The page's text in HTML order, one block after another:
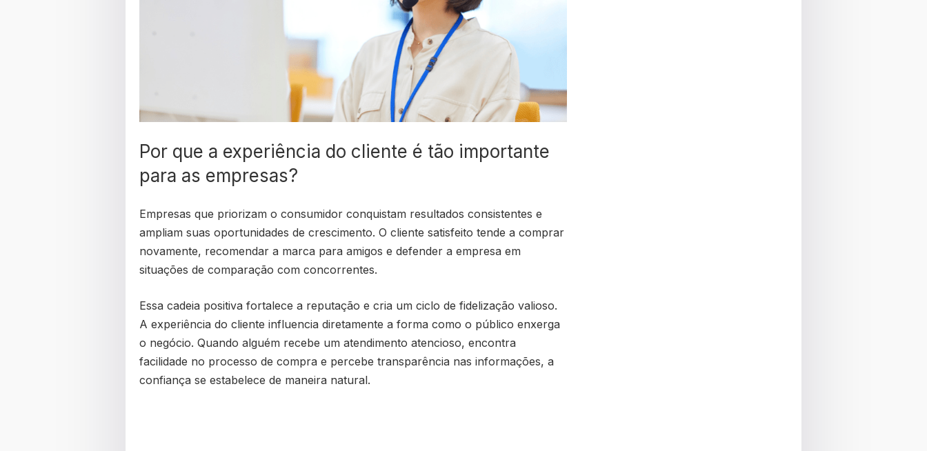
Por que a experiência do cliente é tão importante
para as empresas?
Empresas que priorizam o consumidor conquistam resultados consistentes e
ampliam suas oportunidades de crescimento. O cliente satisfeito tende a comprar
novamente, recomendar a marca para amigos e defender a empresa em
situações de comparação com concorrentes.
Essa cadeia positiva fortalece a reputação e cria um ciclo de fidelização valioso.
A experiência do cliente influencia diretamente a forma como o público enxerga
o negócio. Quando alguém recebe um atendimento atencioso, encontra
facilidade no processo de compra e percebe transparência nas informações, a
confiança se estabelece de maneira natural.